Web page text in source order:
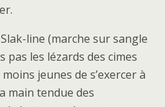
line (marche sur sangle
les lézards des cimes
jeunes de s’exercer à
main tendue des